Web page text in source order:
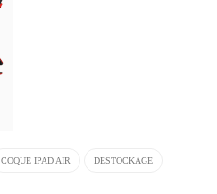
COQUE IPAD AIR DESTOCKAGE